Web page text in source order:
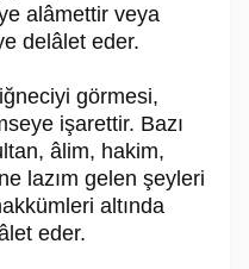
alâmettir veya
delâlet eder.
görmesi,
işarettir. Bazı
âlim, hakim,
lazım gelen şeyleri
altında
eder.